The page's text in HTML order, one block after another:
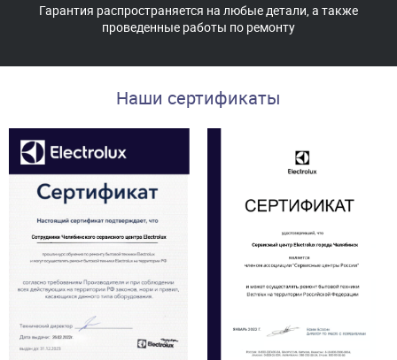
Гарантия распространяется на любые детали, а также
проведенные работы по ремонту
Наши сертификаты